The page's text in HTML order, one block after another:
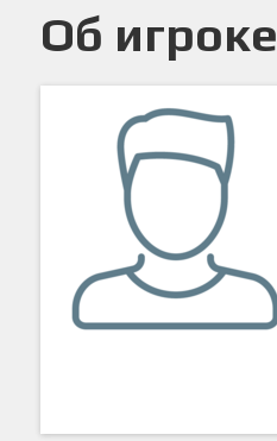
Об игроке